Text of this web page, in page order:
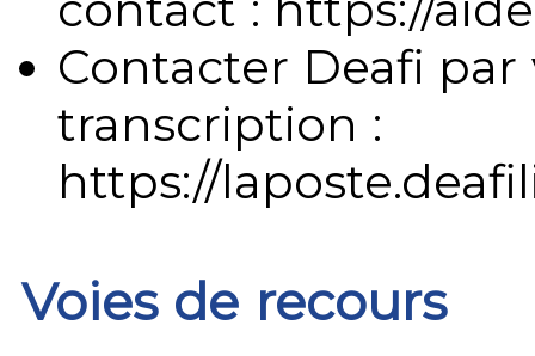
Contacter Deafi
transcription :
https://
Voies de recours